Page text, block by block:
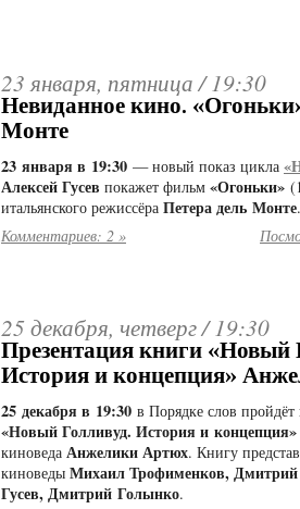
23 января, пятница /19:30
Невиданное кино.
Монте
23 января в 19:30 — новый показ цикла
Алексей Гусев покажет фильм «Огоньки»
итальянского режиссёра Петера дель Монте.
Комментариев: 2 »
25 декабря, четверг /19:30
Презентация книги «Новый
История и концепция»
25 декабря в 19:30 в Порядке слов
«Новый Голливуд. История и концепция»
киноведа Анжелики Артюх. Книгу
киноведы Михаил Трофименков,
Гусев, Дмитрий Голынко.